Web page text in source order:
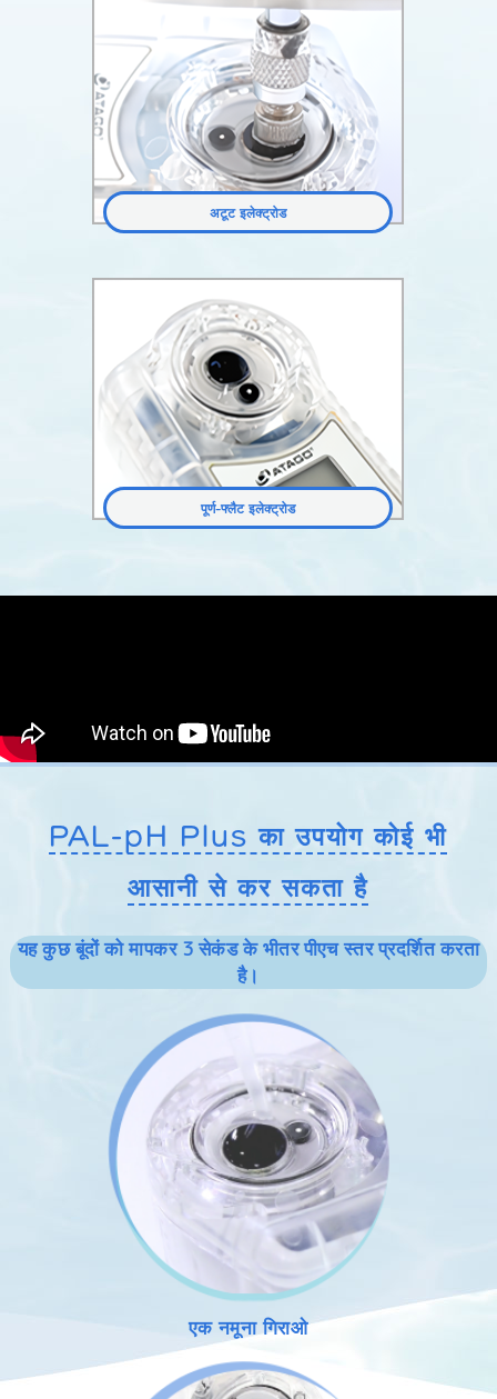
अटूट इलेक्ट्रोड
पूर्ण-फ्लैट इलेक्ट्रोड
PAL-pH Plus का उपयोग कोई भी
आसानी से कर सकता है
यह कुछ बूंदों को मापकर 3 सेकंड के भीतर पीएच स्तर प्रदर्शित करता
है।
एक नमूना गिराओ